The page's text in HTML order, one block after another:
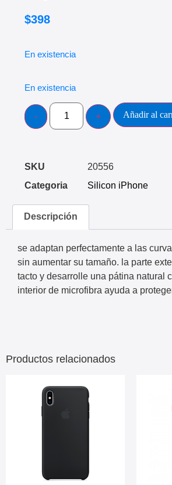
$398
En existencia
En existencia
Añadir al
SKU
20556
Categoria
Silicon iPhone
Descripción
se adaptan perfectamente a las
sin aumentar su tamaño. la parte
tacto y desarrolle una pátina natural
interior de microfibra ayuda a
Productos relacionados